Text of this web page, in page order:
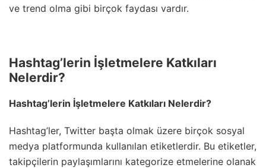
ve trend olma gibi birçok faydası vardır.
Hashtag’lerin İşletmelere Katkıları
Nelerdir?
Hashtag’lerin İşletmelere Katkıları Nelerdir?
Hashtag’ler, Twitter başta olmak üzere birçok sosyal
medya platformunda kullanılan etiketlerdir. Bu etiketler,
takipçilerin paylaşımlarını kategorize etmelerine olanak